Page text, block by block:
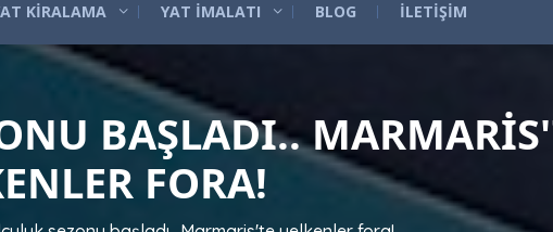
KIRALAMA YAT İMALATI BLOG İLETIŞIM
BAŞLADI..
FORA!